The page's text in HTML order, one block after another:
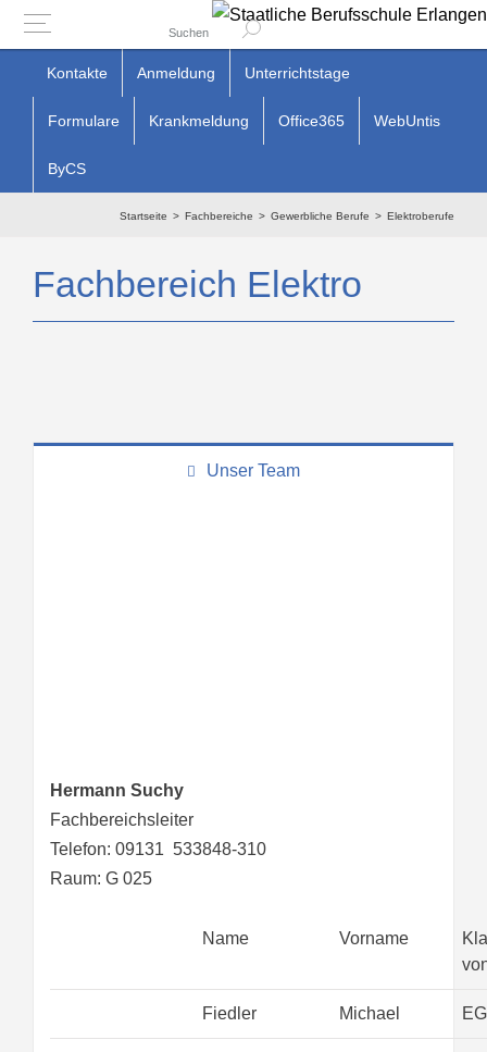
springen
Kontakte Anmeldung Unterrichtstage
Formulare Krankmeldung Office365 WebUntis
ByCS
Startseite Fachbereiche Gewerbliche Berufe Elektroberufe
Fachbereich Elektro
Unser Team
Hermann Suchy
Fachbereichsleiter
Telefon: 09131 533848-310
Raum: G 025
Name Vorname
Fiedler Michael
Suchen